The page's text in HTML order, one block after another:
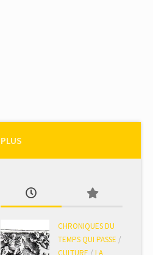
PLUS
CHRONIQUES DU
TEMPS QUI PASSE /
CULTURE / LA